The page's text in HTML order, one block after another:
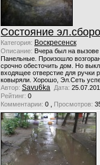
Состояние
Категория: Воскресенск
Описание: Вчера был на вызове
Панельные. Произошло
срочно обесточить дом. Но
входящее отверстие для ручки
ковыряли. Хорошо, Эл.Сеть
Автор: Savu6ka Дата:
Рейтинг: 0
Комментарии: 0 , Просмотров: